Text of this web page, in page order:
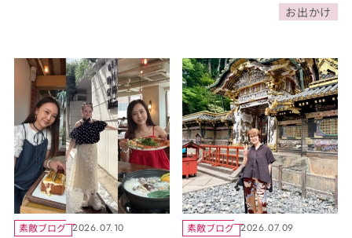
お出かけ
素敵ブログ 2026.07.10 素敵ブログ 2026.07.09